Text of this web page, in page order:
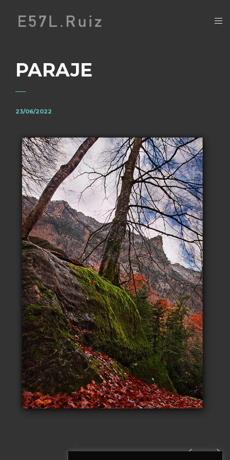
PARAJE
23/06/2022